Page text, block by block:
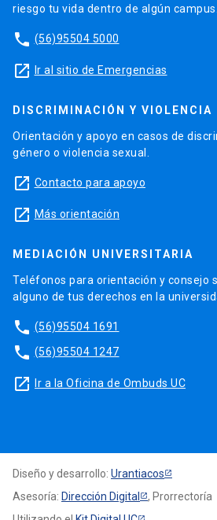
riesgo tu vida dentro de algún campus.
phone (56)95504 5000
launch Ir al sitio de Emergencias
DISCRIMINACIÓN Y VIOLENCIA
Orientación y apoyo en casos de
género o violencia sexual.
launch Contacto para apoyo
launch Más orientación
MEDIACIÓN UNIVERSITARIA
Teléfonos para orientación y consejo
alguno de tus derechos en la
phone (56)95504 1691
phone (56)95504 1247
launch Ir a la Oficina de Ombuds UC
Diseño y desarrollo: Urantiacos
Asesoría: Dirección Digital
, Prorrectoría